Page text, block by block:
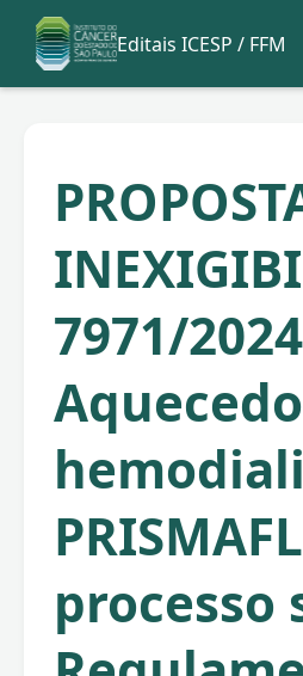
Editais ICESP / FFM
7971/
processo